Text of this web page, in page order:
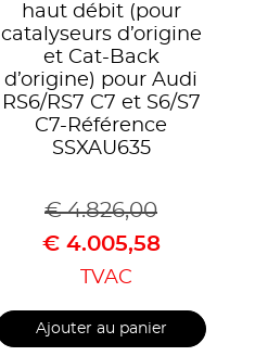
haut débit (pour
catalyseurs d’origine
et Cat-Back
d’origine) pour Audi
RS6/RS7 C7 et S6/S7
C7-Référence
SSXAU635
€4.826,00
€4.005,58
TVAC
Ajouter au panier